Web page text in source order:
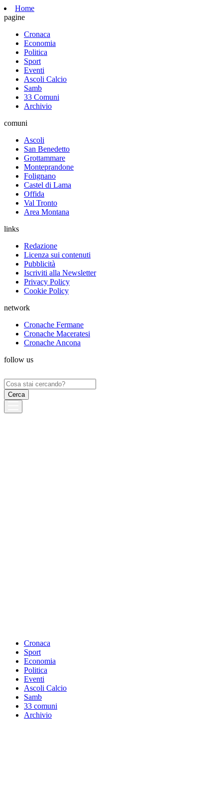
Home
pagine
Cronaca
Economia
Politica
Sport
Eventi
Ascoli Calcio
Samb
33 Comuni
Archivio
comuni
Ascoli
San Benedetto
Grottammare
Monteprandone
Folignano
Castel di Lama
Offida
Val Tronto
Area Montana
links
Redazione
Licenza sui contenuti
Pubblicità
Iscriviti alla Newsletter
Privacy Policy
Cookie Policy
network
Cronache Fermane
Cronache Maceratesi
Cronache Ancona
follow us
Ricerca
per:
Cronaca
Sport
Economia
Politica
Eventi
Ascoli Calcio
Samb
33 comuni
Archivio